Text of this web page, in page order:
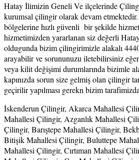
Hatay İlimizin Geneli Ve ilçelerinde
kurumsal çilingir olarak devam
bölgelerine hızlı güvenli bir şekilde
hizmetimizden yararlanan siz değerli
oldugunda bizim çilingirimizle alakalı
arayabilir ve sorununuzu iletebilirsiniz eğer
veya kilit değişimi durumlarında bizimle
kapınızda sorun size gelmiş olan çilingir
geçirilir yapılması gerekn bizim
İskenderun Çilingir, Akarca Mahallesi
Mahallesi Çilingir, Azganlık Mahallesi
Çilingir, Barıştepe Mahallesi Çilingir,
Bitişik Mahallesi Çilingir, Buluttepe
Mahallesi Çilingir, Cırtıman Mahallesi